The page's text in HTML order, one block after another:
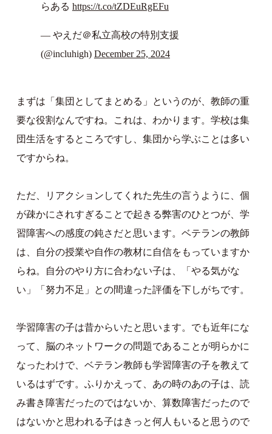
らある https://t.co/tZDEuRgEFu
— やえだ＠私立高校の特別支援
(@incluhigh) December 25, 2024
まずは「集団としてまとめる」というのが、教師の重
要な役割なんですね。これは、わかります。学校は集
団生活をするところですし、集団から学ぶことは多い
ですからね。
ただ、リアクションしてくれた先生の言うように、個
が疎かにされすぎることで起きる弊害のひとつが、学
習障害への感度の鈍さだと思います。ベテランの教師
は、自分の授業や自作の教材に自信をもっていますか
らね。自分のやり方に合わない子は、「やる気がな
い」「努力不足」との間違った評価を下しがちです。
学習障害の子は昔からいたと思います。でも近年にな
って、脳のネットワークの問題であることが明らかに
なったわけで、ベテラン教師も学習障害の子を教えて
いるはずです。ふりかえって、あの時のあの子は、読
み書き障害だったのではないか、算数障害だったので
はないかと思われる子はきっと何人もいると思うので